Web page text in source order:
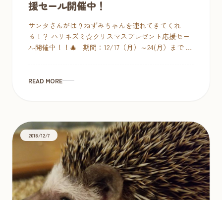
援セール開催中！
サンタさんがはりねずみちゃんを連れてきてくれ
る！？ ハリネズミ☆クリスマスプレゼント応援セー
ル開催中！！🎄 期間：12/17（月）～24(月）まで 対
READ MORE
2018/12/7